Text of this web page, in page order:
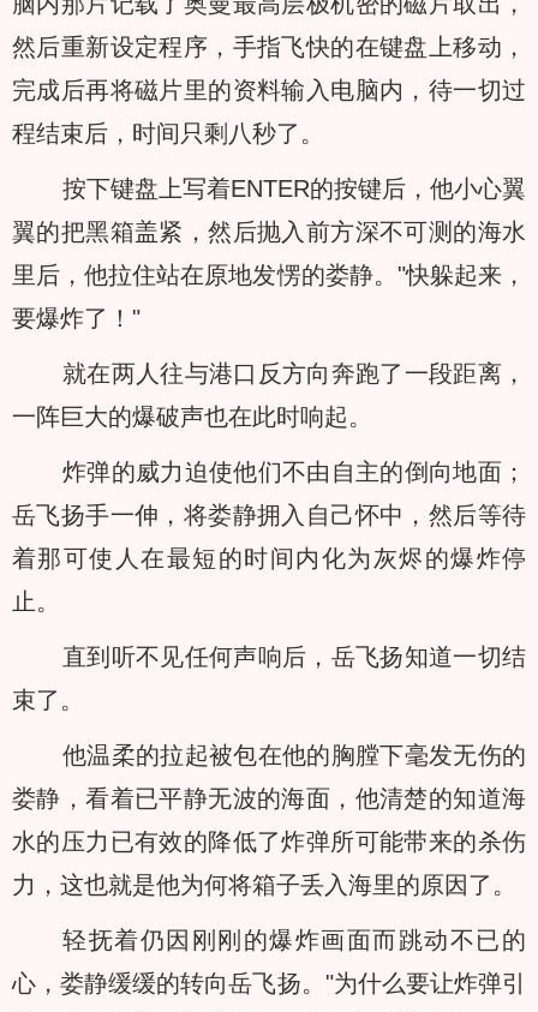
然后重新设定程序，手指飞快的在键盘上移动，
完成后再将磁片里的资料输入电脑内，待一切过
程结束后，时间只剩八秒了。
按下键盘上写着ENTER的按键后，他小心翼
翼的把黑箱盖紧，然后抛入前方深不可测的海水
里后，他拉住站在原地发愣的娄静。"快躲起来，
要爆炸了！"
就在两人往与港口反方向奔跑了一段距离，
一阵巨大的爆破声也在此时响起。
炸弹的威力迫使他们不由自主的倒向地面；
岳飞扬手一伸，将娄静拥入自己怀中，然后等待
着那可使人在最短的时间内化为灰烬的爆炸停
止。
直到听不见任何声响后，岳飞扬知道一切结
束了。
他温柔的拉起被包在他的胸膛下毫发无伤的
娄静，看着已平静无波的海面，他清楚的知道海
水的压力已有效的降低了炸弹所可能带来的杀伤
力，这也就是他为何将箱子丢入海里的原因了。
轻抚着仍因刚刚的爆炸画面而跳动不已的
心，娄静缓缓的转向岳飞扬。"为什么要让炸弹引